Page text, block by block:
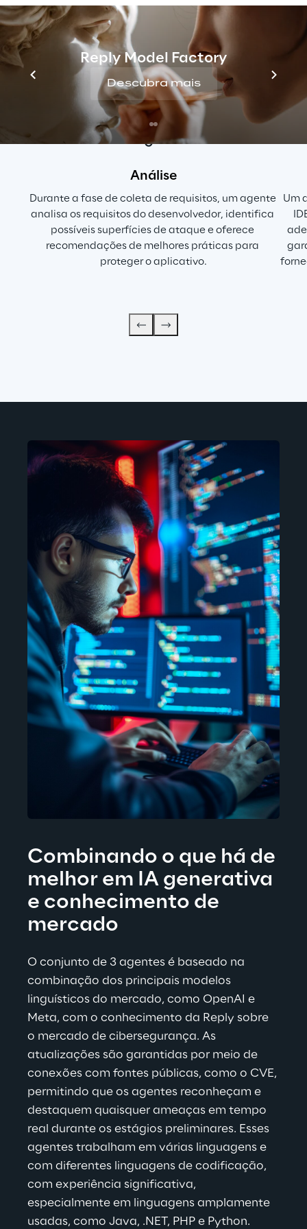
Reply Model Factory
Descubra mais
Os principais recursos
do Secure Agents Suite
Análise
Durante a fase de coleta de requisitos, um agente
analisa os requisitos do desenvolvedor, identifica
possíveis superfícies de ataque e oferece
recomendações de melhores práticas para
proteger o aplicativo.
Um
Combinando o que há de
melhor em IA generativa
e conhecimento de
mercado
O conjunto de 3 agentes é baseado na
combinação dos principais modelos
linguísticos do mercado, como OpenAI e
Meta, com o conhecimento da Reply sobre
o mercado de cibersegurança. As
atualizações são garantidas por meio de
conexões com fontes públicas, como o CVE,
permitindo que os agentes reconheçam e
destaquem quaisquer ameaças em tempo
real durante os estágios preliminares. Esses
agentes trabalham em várias linguagens e
com diferentes linguagens de codificação,
com experiência significativa,
especialmente em linguagens amplamente
usadas, como Java, .NET, PHP e Python.